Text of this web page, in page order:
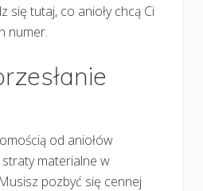
się tutaj, co anioły chcą Ci
numer.
od aniołów
materialne w
pozbyć się cennej